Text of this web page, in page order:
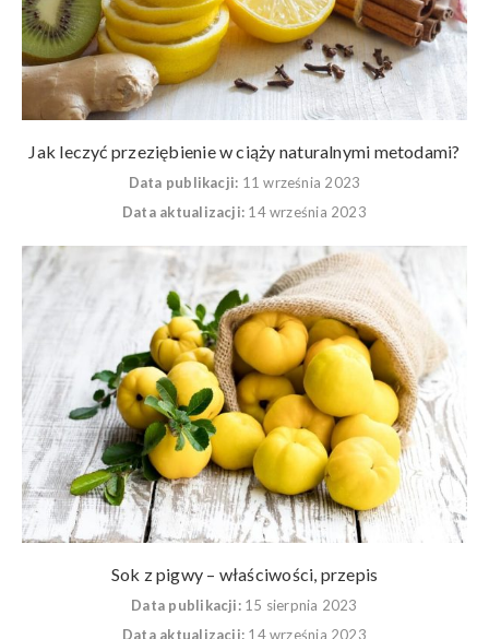
Jak leczyć przeziębienie w ciąży naturalnymi metodami?
Data publikacji: 11 września 2023
Data aktualizacji: 14 września 2023
Sok z pigwy – właściwości, przepis
Data publikacji: 15 sierpnia 2023
Data aktualizacji: 14 września 2023